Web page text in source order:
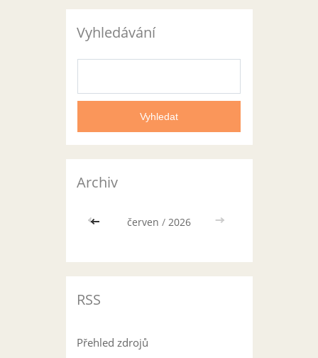
Vyhledávání
Archiv
<< červen / 2026 >>
RSS
Přehled zdrojů